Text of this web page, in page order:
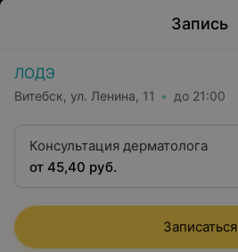
Запись
ЛОДЭ
Витебск, ул. Ленина, 11 до 21:00
Консультация дерматолога
от 45,40 руб.
Записаться